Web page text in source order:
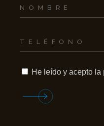
He leído y acepto la